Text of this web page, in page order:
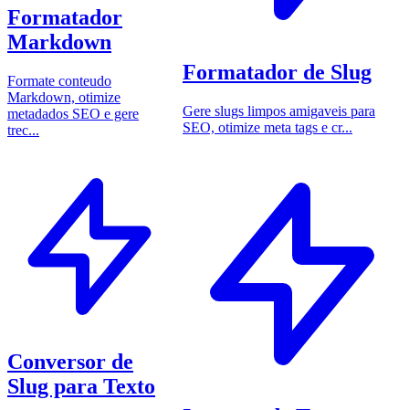
Formatador
Markdown
Formate conteudo
Markdown, otimize
metadados SEO e gere
trec...
Formatador de Slug
Gere slugs limpos amigaveis para
SEO, otimize meta tags e cr...
Conversor de
Slug para Texto